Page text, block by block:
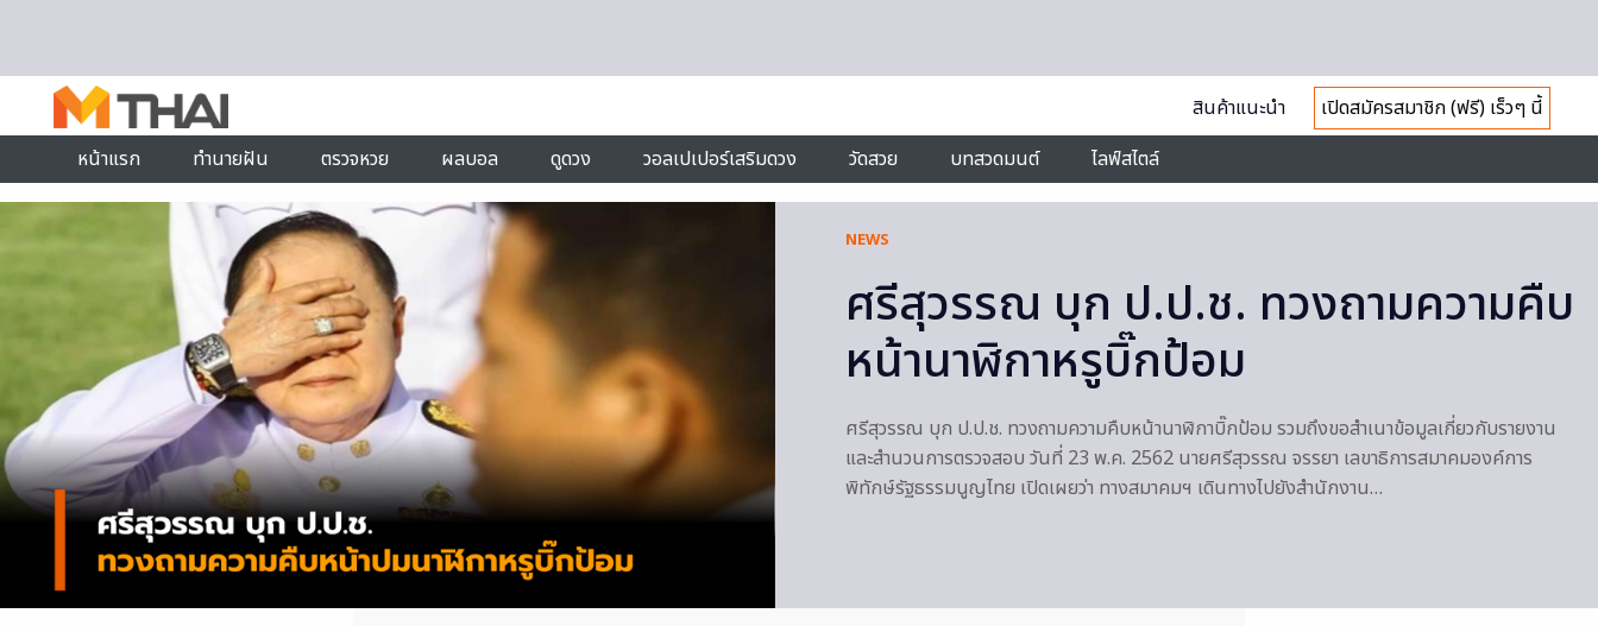
สินค้าแนะนำ
เปิดสมัครสมาชิก (ฟรี) เร็วๆ นี้
หน้าแรก
ทำนายฝัน ตรวจหวย ผลบอล ดูดวง วอลเปเปอร์เสริมดวง วัดสวย บทสวดมนต์ ไลฟ์สไตล์
NEWS
ศรีสุวรรณ บุก ป.ป.ช. ทวงถามความคืบ
หน้านาฬิกาหรูบิ๊กป้อม
ศรีสุวรรณ บุก ป.ป.ช. ทวงถามความคืบหน้านาฬิกาบิ๊กป้อม รวมถึงขอสำเนาข้อมูลเกี่ยวกับรายงาน
และสํานวนการตรวจสอบ วันที่ 23 พ.ค. 2562 นายศรีสุวรรณ จรรยา เลขาธิการสมาคมองค์การ
พิทักษ์รัฐธรรมนูญไทย เปิดเผยว่า ทางสมาคมฯ เดินทางไปยังสำนักงาน…